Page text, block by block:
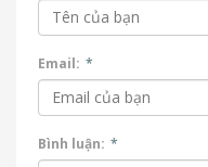
Email: *
Bình luận: *